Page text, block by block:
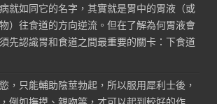
就如同它的名字，其實就是胃中的胃液（或
）往食道的方向逆流。但在了解為何胃液會
先認識胃和食道之間最重要的關卡：下食道
，只能輔助陰莖勃起，所以服用犀利士後，